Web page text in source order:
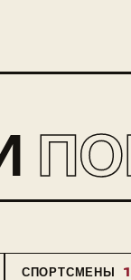
СПОРТСМЕНЫ